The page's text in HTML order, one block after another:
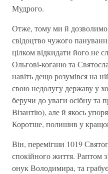
Мудрого.
Отже, тому ми й
свідоцтво чужого
цілком відкидати його не
Ольгові-коганю та
навіть дещо розумівся на
свою недолугу державу у
беручи до уваги осібну та
Візантію), але й якось
Коротше, полишив у
Він, перемігши 1019
спокійного життя. Раптом
онук Володимира, та